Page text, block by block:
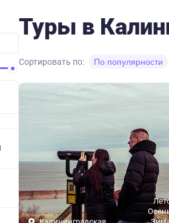
Туры в
Сортировать по: По популярности